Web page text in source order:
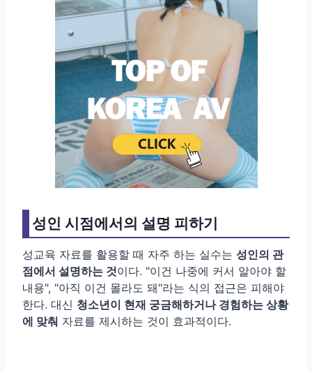
성인 시점에서의 설명 피하기
성교육 자료를 활용할 때 자주 하는 실수는 성인의 관
점에서 설명하는 것이다. "이건 나중에 커서 알아야 할
내용", "아직 이건 몰라도 돼"라는 식의 접근은 피해야
한다. 대신 청소년이 현재 궁금해하거나 경험하는 상황
에 맞춰 자료를 제시하는 것이 효과적이다.